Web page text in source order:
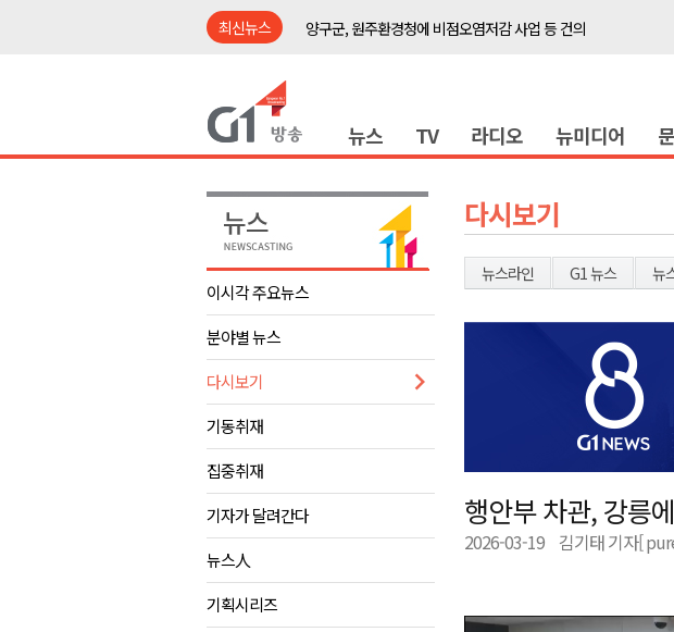
최신뉴스
양구군, 원주환경청에 비점오염저감 사업 등 건의
원주시, 하반기 중소기업육성자금 지원 접수
태백시, 28~29일 제5회 황부자 며느리 축제
오늘 극한폭염 계속..낮 최고 ‘영상 38도’
썩고, 무르고..농산물 피해 속출
양구군, 원주환경청에 비점오염저감 사업 등 건의
<강원랜드> 관광객이 인구 3배..싱가포르 복합리조트
<강원랜드> 마카오 카지노 "복합리조트로 진화 중"
강원도립대학교, 하반기 평생교육원 수강생 모집
태백시, 28~29일 제5회 황부자 며느리 축제
오늘 극한폭염 계속..낮 최고 ‘영상 38도’
썩고, 무르고..농산물 피해 속출
뉴스 TV 라디오 뉴미디어
이시각 주요뉴스
분야별 뉴스
다시보기
기동취재
집중취재
기자가 달려간다
뉴스人
기획시리즈
다시보기
뉴스라인 G1 뉴스 뉴
행안부 차관, 강릉
2026-03-19 김기태 기자[